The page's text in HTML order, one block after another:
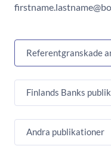
Referentgranskade
Finlands Banks
Andra publikationer